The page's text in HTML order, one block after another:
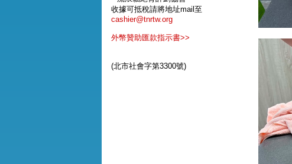
收據可抵稅請將地址mail至
cashier@tnrtw.org
外幣贊助匯款指示書>>
(北市社會字第3300號)